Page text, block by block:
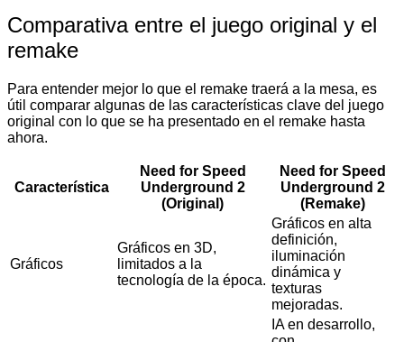
Comparativa entre el juego original y el
remake
Para entender mejor lo que el remake traerá a la mesa, es
útil comparar algunas de las características clave del juego
original con lo que se ha presentado en el remake hasta
ahora.
Característica
Need for Speed
Underground 2
(Original)
Need for Speed
Underground 2
(Remake)
Gráficos
Gráficos en 3D,
limitados a la
tecnología de la época.
Gráficos en alta
definición,
iluminación
dinámica y
texturas
mejoradas.
IA en desarrollo,